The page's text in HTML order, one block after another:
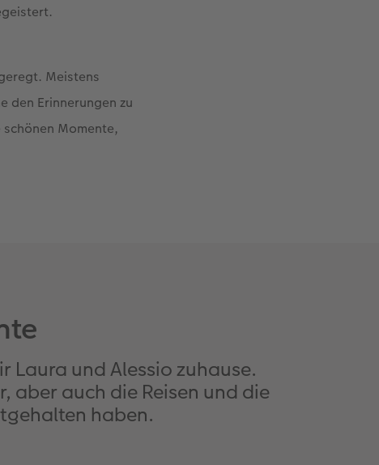
Meistens
den Erinnerungen zu
Momente,
Laura und Alessio zuhause.
aber auch die Reisen und die
haben.